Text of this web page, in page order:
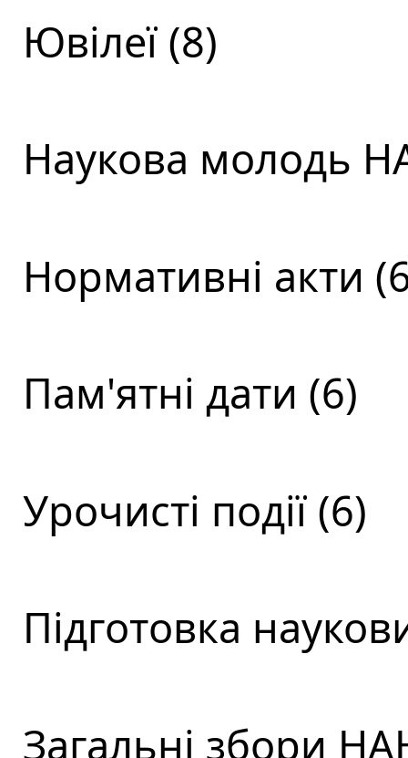
Ювілеї (8)
Наукова молодь
Нормативні акти
Пам'ятні дати (6)
Урочисті події (6)
Підготовка
Загальні збори